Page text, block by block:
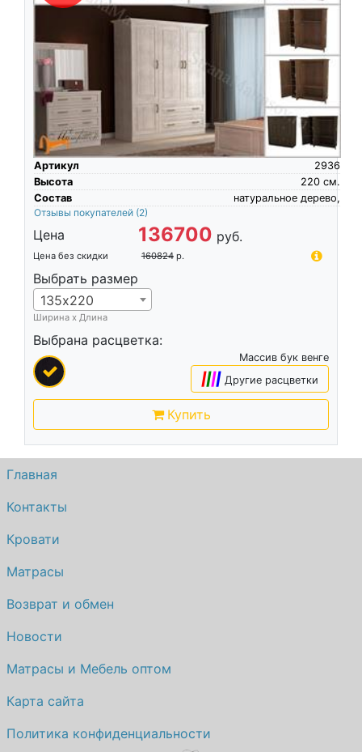
Артикул
2936
Высота
см.
220
Состав
натуральное дерево,
Отзывы покупателей (2)
Цена 136700 руб.
Цена без скидки 160824 р.
Выбрать размер
135х220
Ширина х Длина
Выбрана расцветка:
Массив бук венге
|||| Другие расцветки
Купить
Главная
Контакты
Кровати
Матрасы
Возврат и обмен
Новости
Матрасы и Мебель оптом
Карта сайта
Политика конфиденциальности